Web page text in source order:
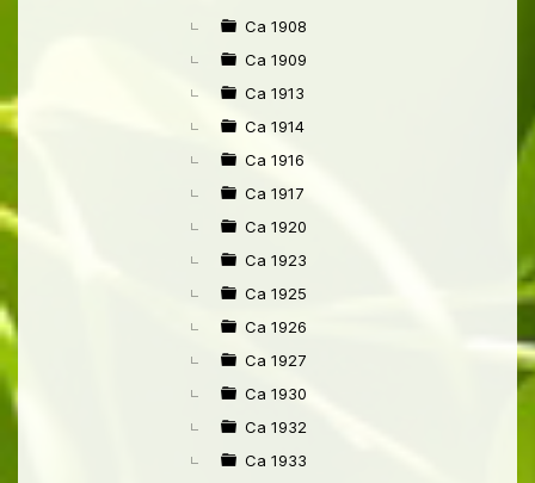
Ca 1908
Ca 1909
Ca 1913
Ca 1914
Ca 1916
Ca 1917
Ca 1920
Ca 1923
Ca 1925
Ca 1926
Ca 1927
Ca 1930
Ca 1932
Ca 1933